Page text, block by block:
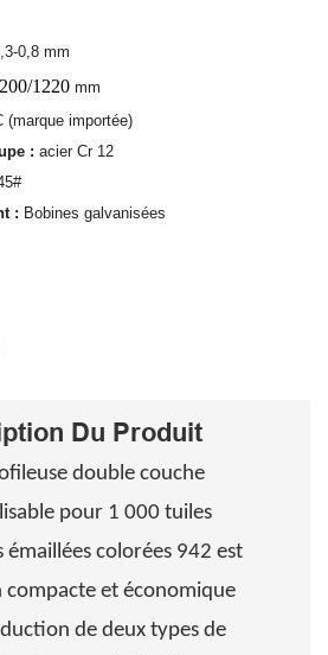
0,8 mm
1220 mm
(marque importée)
: acier Cr 12
: Bobines galvanisées
Du Produit
double couche
pour 1 000 tuiles
émaillées colorées 942 est
compacte et économique
de deux types de